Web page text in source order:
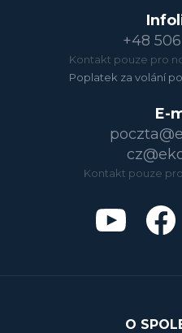
+48
Kontakt pouze pro
Poplatek za volání
E-
Kontakt pouze
O